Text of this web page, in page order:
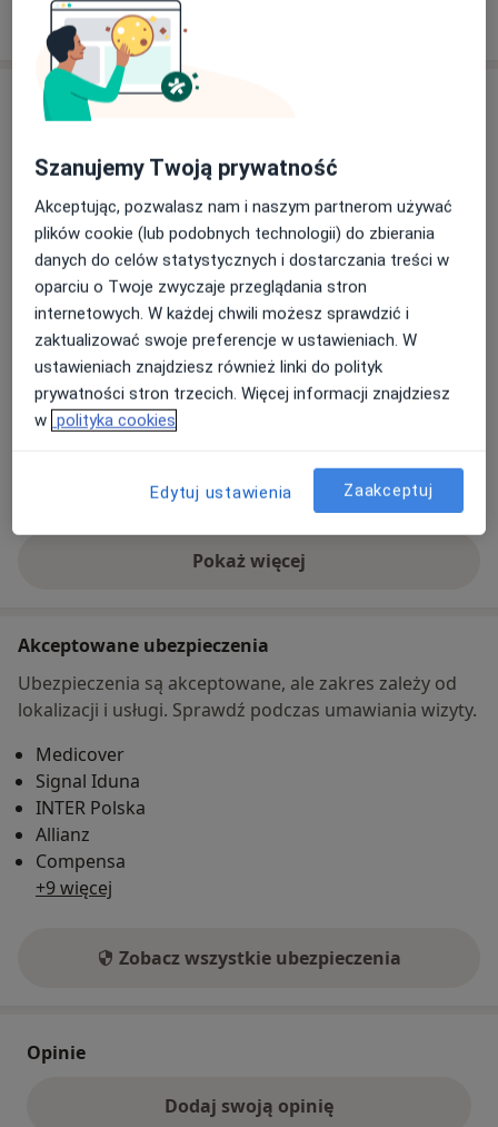
W jaki sposób ustalane są ceny?
Adresy (2)
Adres 1 Adres 2
Gabinet lekarski
Ignacego Paderewskiego 14 Lok. 10,44-105
Gliwice
Powiększ mapęotwiera się w nowej karcie
Dostępność
W tym gabinecie nie można umawiać wizyt przez
Co mam zrobić w tej sytuacji?
Pokaż więcej
o adresie
Akceptowane ubezpieczenia
Ubezpieczenia są akceptowane, ale zakres zależy od
lokalizacji i usługi. Sprawdź podczas umawiania wizyty.
Medicover
Signal Iduna
INTER Polska
Allianz
Compensa
+9 więcej
Zobacz wszystkie ubezpieczenia
Opinie
Dodaj swoją opinię
Szanujemy Twoją prywatność
Akceptując, pozwalasz nam i naszym partnerom używać
plików cookie (lub podobnych technologii) do zbierania
danych do celów statystycznych i dostarczania treści w
oparciu o Twoje zwyczaje przeglądania stron
internetowych. W każdej chwili możesz sprawdzić i
zaktualizować swoje preferencje w ustawieniach. W
ustawieniach znajdziesz również linki do polityk
prywatności stron trzecich. Więcej informacji znajdziesz
w polityka cookies
Edytuj ustawienia Zaakceptuj